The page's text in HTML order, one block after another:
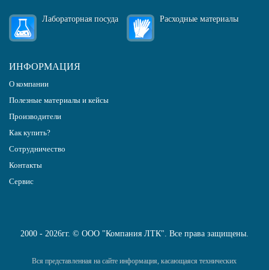
Лабораторная посуда Расходные материалы
ИНФОРМАЦИЯ
О компании
Полезные материалы и кейсы
Производители
Как купить?
Сотрудничество
Контакты
Сервис
2000 - 2026гг. © ООО "Компания ЛТК". Все права защищены.
Вся представленная на сайте информация, касающаяся технических